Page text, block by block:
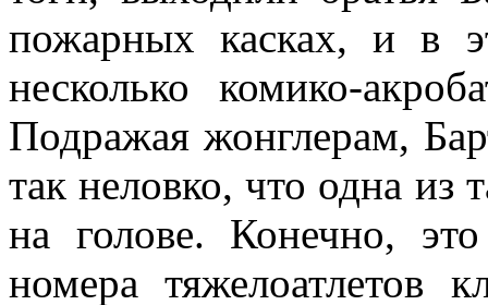
пожарных касках, и в
несколько комико-
Подражая жонглерам,
так неловко, что одна из
на голове. Конечно,
номера тяжелоатлетов